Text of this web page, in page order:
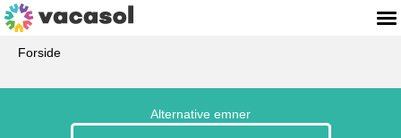
Forside
Alternative emner